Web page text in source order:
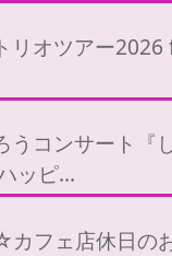
リオツアー
うコンサート『
ッピ…
フェ店休日の